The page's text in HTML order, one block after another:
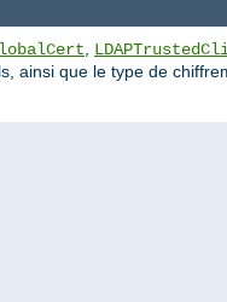
ainsi que le type de